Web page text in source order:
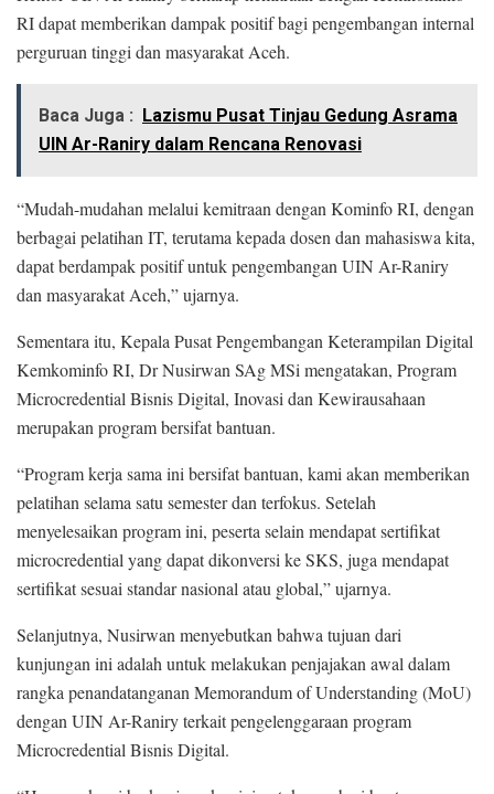
RI dapat memberikan dampak positif bagi pengembangan internal
perguruan tinggi dan masyarakat Aceh.
Baca Juga : Lazismu Pusat Tinjau Gedung Asrama
UIN Ar-Raniry dalam Rencana Renovasi
“Mudah-mudahan melalui kemitraan dengan Kominfo RI, dengan
berbagai pelatihan IT, terutama kepada dosen dan mahasiswa kita,
dapat berdampak positif untuk pengembangan UIN Ar-Raniry
dan masyarakat Aceh,” ujarnya.
Sementara itu, Kepala Pusat Pengembangan Keterampilan Digital
Kemkominfo RI, Dr Nusirwan SAg MSi mengatakan, Program
Microcredential Bisnis Digital, Inovasi dan Kewirausahaan
merupakan program bersifat bantuan.
“Program kerja sama ini bersifat bantuan, kami akan memberikan
pelatihan selama satu semester dan terfokus. Setelah
menyelesaikan program ini, peserta selain mendapat sertifikat
microcredential yang dapat dikonversi ke SKS, juga mendapat
sertifikat sesuai standar nasional atau global,” ujarnya.
Selanjutnya, Nusirwan menyebutkan bahwa tujuan dari
kunjungan ini adalah untuk melakukan penjajakan awal dalam
rangka penandatanganan Memorandum of Understanding (MoU)
dengan UIN Ar-Raniry terkait pengelenggaraan program
Microcredential Bisnis Digital.